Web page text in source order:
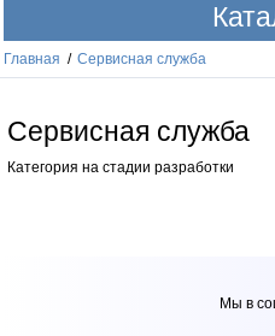
Главная / Сервисная служба
Сервисная служба
Категория на стадии разработки
Мы в